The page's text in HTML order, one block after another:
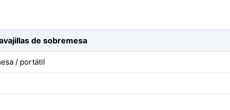
de sobremesa
/ portátil